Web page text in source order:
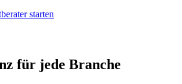
starten
für jede Branche